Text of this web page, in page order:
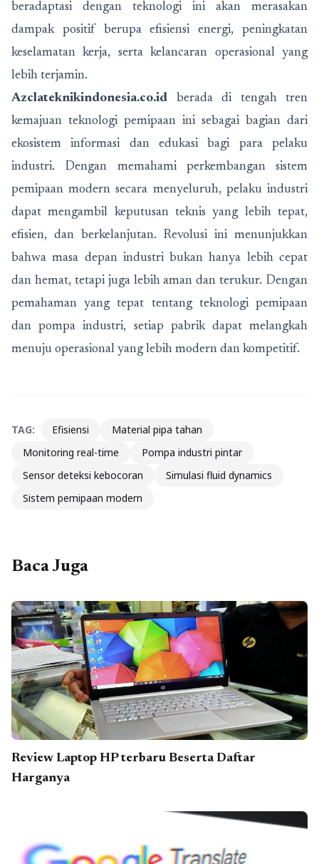
beradaptasi dengan teknologi ini akan merasakan
dampak positif berupa efisiensi energi, peningkatan
keselamatan kerja, serta kelancaran operasional yang
lebih terjamin.
Azclateknikindonesia.co.id berada di tengah tren
kemajuan teknologi pemipaan ini sebagai bagian dari
ekosistem informasi dan edukasi bagi para pelaku
industri. Dengan memahami perkembangan sistem
pemipaan modern secara menyeluruh, pelaku industri
dapat mengambil keputusan teknis yang lebih tepat,
efisien, dan berkelanjutan. Revolusi ini menunjukkan
bahwa masa depan industri bukan hanya lebih cepat
dan hemat, tetapi juga lebih aman dan terukur. Dengan
pemahaman yang tepat tentang teknologi pemipaan
dan pompa industri, setiap pabrik dapat melangkah
menuju operasional yang lebih modern dan kompetitif.
TAG: Efisiensi
Material pipa tahan
Monitoring real-time
Pompa industri pintar
Sensor deteksi kebocoran
Simulasi fluid dynamics
Sistem pemipaan modern
Baca Juga
Review Laptop HP terbaru Beserta Daftar
Harganya